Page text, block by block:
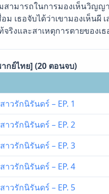
ามารถในการมองเห็นวิญญ
ม เธอจับได้ว่าเขามองเห็นผี
ริงและสาเหตุการตายของเธ
ย์ไทย] (20 ตอนจบ)
วรักนิรันดร์ – EP. 1
วรักนิรันดร์ – EP. 2
วรักนิรันดร์ – EP. 3
วรักนิรันดร์ – EP. 4
วรักนิรันดร์ – EP. 5